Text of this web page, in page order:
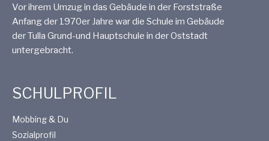
Vor ihrem Umzug in das Gebäude in der Forststraße
Anfang der 1970er Jahre war die Schule im Gebäude
der Tulla Grund-und Hauptschule in der Oststadt
untergebracht.
SCHULPROFIL
Mobbing & Du
Sozialprofil